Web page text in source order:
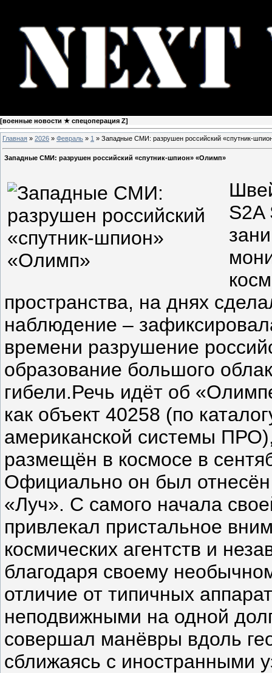
[военные новости ★ спецоперация Z]
Главная » 2026 » Февраль » 1 » Западные СМИ: разрушен российский «спутник-
Западные СМИ: разрушен российский «спутник-шпион» «Олимп»
S2A
пространства, на днях
наблюдение –
времени разрушение
образование большого
гибели.Речь идёт об
как объект 40258 (по
американской системы
размещён в космосе в
Официально он был отнесён
«Луч». С самого начала
привлекал пристальное
космических агентств и
благодаря своему
отличие от типичных
неподвижными на одной
совершал манёвры вдоль
сближаясь с иностранными